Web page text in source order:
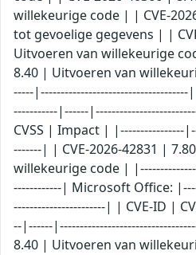
willekeurige code | | CVE-
tot gevoelige gegevens | |
Uitvoeren van willekeurige
8.40 | Uitvoeren van
-----
-----------|------
CVSS | Impact | |----------------
-------| | CVE-2026-42831 |
willekeurige code |
------------| Microsoft Office:
-----------------------| | CVE-ID |
--|------
8.40 | Uitvoeren van